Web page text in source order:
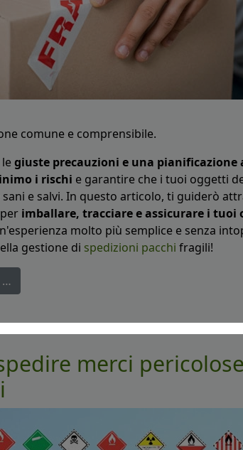
comune e comprensibile.
giuste precauzioni e una pianificazione
i rischi e garantire che i tuoi oggetti
e salvi. In questo articolo, ti guiderò
imballare, tracciare e assicurare i
molto più semplice e senza
gestione di spedizioni pacchi fragili!
…
merci